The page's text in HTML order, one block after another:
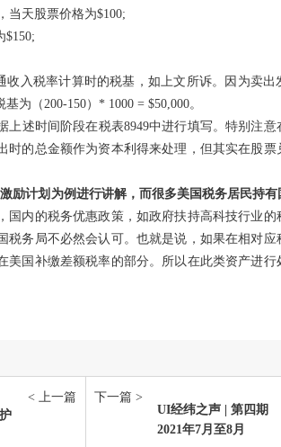
当天股票价格为$100;
$150;
收入税率计算时的税基，如上文所诉。因为卖
为（200-150）* 1000 = $50,000。
述时间阶段在税表8949中进行填写。特别注意
时的总金额作为资本利得来处理，但其实在股票
励计划为例进行讲解，而很多美国税务居民持
国内的税务优惠政策，如政府扶持高科技行业的
税务局不必然会认可。也就是说，如果在相对
美国补缴差额税率的部分。所以在此类资产进行
< 上一篇
UI经纬之声 | 第四期
2021年7月至8月
下一篇 >